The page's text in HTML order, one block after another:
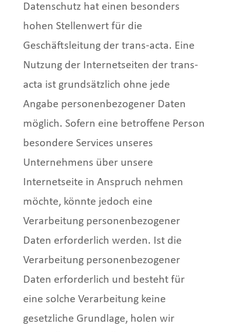
Datenschutz hat einen besonders
hohen Stellenwert für die
Geschäftsleitung der trans-acta. Eine
Nutzung der Internetseiten der trans-
acta ist grundsätzlich ohne jede
Angabe personenbezogener Daten
möglich. Sofern eine betroffene Person
besondere Services unseres
Unternehmens über unsere
Internetseite in Anspruch nehmen
möchte, könnte jedoch eine
Verarbeitung personenbezogener
Daten erforderlich werden. Ist die
Verarbeitung personenbezogener
Daten erforderlich und besteht für
eine solche Verarbeitung keine
gesetzliche Grundlage, holen wir